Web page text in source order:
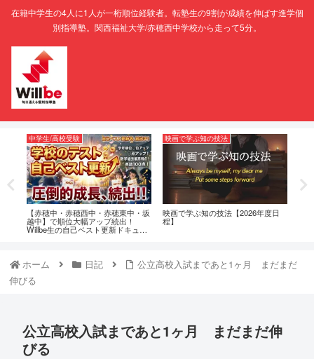
在籍中学生の4人に1人が一桁順位経験者。転塾生の9割が成績を伸ばす進学個
別指導塾。関西福祉大学/赤穂西中学校から走って5分。
中学生/高校受験
【赤穂中・赤穂西中・赤穂東中・坂
越中】で順位大幅アップ続出！
Willbe生の自己ベスト更新ドキュメ
映画で学ぶ知の技法
映画で学ぶ知の技法【2026年度日
程】
ホーム 日記
公立高校入試まであと1ヶ月 まだまだ
伸びる
公立高校入試まであと1ヶ月 まだまだ伸
びる